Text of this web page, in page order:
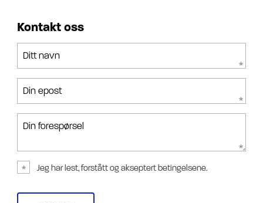
Kontakt oss
Ditt navn
Din epost
Din forespørsel
Jeg har lest, forstått og akseptert betingelsene.